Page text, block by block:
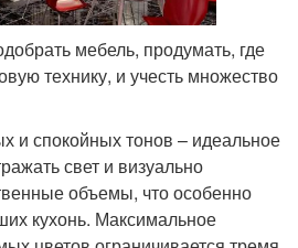
мебель, продумать, где
технику, и учесть множество
и спокойных тонов – идеальное
свет и визуально
объемы, что особенно
кухонь. Максимальное